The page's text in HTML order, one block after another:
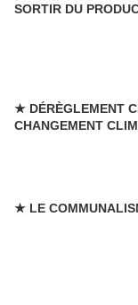
SORTIR DU
★ DÉRÈGLEMENT
CHANGEMENT
★ LE